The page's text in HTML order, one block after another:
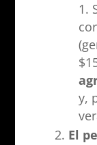
y,
El